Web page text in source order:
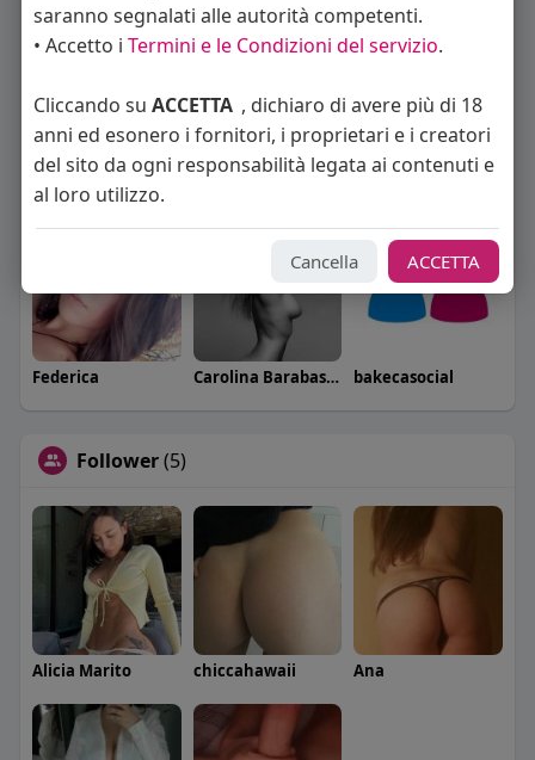
Angelica Cattaneo callmevittoria Elisa Esposito
Federica Carolina Barabaschi bakecasocial
Follower(5)
Alicia Marito chiccahawaii Ana
saranno segnalati alle autorità competenti.
• Accetto i Termini e le Condizioni del servizio.
Cliccando su ACCETTA , dichiaro di avere più di 18
anni ed esonero i fornitori, i proprietari e i creatori
del sito da ogni responsabilità legata ai contenuti e
al loro utilizzo.
Cancella ACCETTA